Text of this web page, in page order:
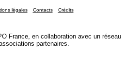
légales Contacts Crédits
France, en collaboration avec un réseau
partenaires.